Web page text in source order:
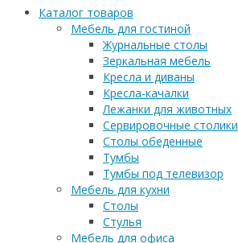
Каталог товаров
Мебель для гостиной
Журнальные столы
Зеркальная мебель
Кресла и диваны
Кресла-качалки
Лежанки для животных
Сервировочные столики
Столы обеденные
Тумбы
Тумбы под телевизор
Мебель для кухни
Столы
Стулья
Мебель для офиса